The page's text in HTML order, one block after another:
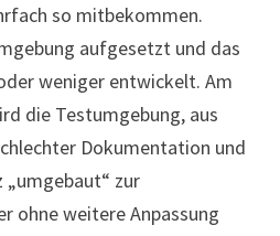
so mitbekommen.
aufgesetzt und das
weniger entwickelt. Am
die Testumgebung, aus
Dokumentation und
„umgebaut“ zur
ohne weitere Anpassung